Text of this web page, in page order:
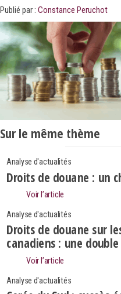
Publié par : Constance Peruchot
Sur le même thème
Analyse d'actualités
Droits de douane : un
Voir l’article
Analyse d'actualités
Droits de douane sur
canadiens : une
Voir l’article
Analyse d'actualités